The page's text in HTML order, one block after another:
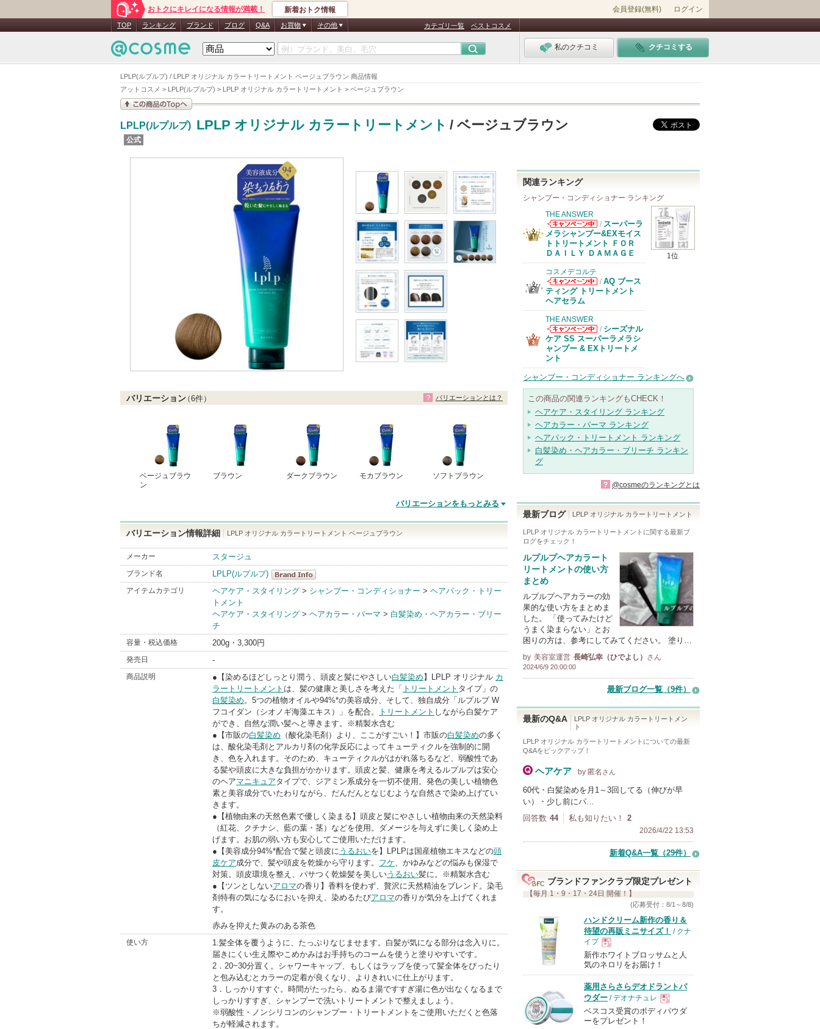
LPLP(ルプルプ) / LPLP オリジナル カラートリートメント ベージュブラウン 商品情報
アットコスメ > LPLP(ルプルプ) > LPLP オリジナル カラートリートメント > ベージュブラウン
おトクにキレイになる情報が満載！ 新着おトク情報 会員登録(無料) ログイン
TOP ランキング ブランド ブログ Q&A お買物 その他 カテゴリ一覧 ベストコスメ
私のクチコミ クチコミする
る
LPLP(ルプルプ) LPLP オリジナル カラートリートメント / ベージュブラウン
公式
バリエーション（6件）
ベージュブラウ
ン
ブラウン ダークブラウン モカブラウン ソフトブラウン
バリエーションをもっとみる
バリエーションとは？
バリエーション情報詳細 LPLP オリジナル カラートリートメント ベージュブラウン
メーカー スタージュ
ブランド名
LPLP(ルプルプ)
LPLP(ルプル
アイテムカテゴリ ヘアケア・スタイリング > シャンプー・コンディショナー > ヘアパック・トリー
トメント
ヘアケア・スタイリング > ヘアカラー・パーマ > 白髪染め・ヘアカラー・ブリー
チ
容量・税込価格 200g・3,300円
発売日 -
商品説明 ●【染めるほどしっとり潤う、頭皮と髪にやさしい白髪染め 】LPLP オリジナル カ
ラートリートメント は、髪の健康と美しさを考えた「 トリートメント タイプ」の
白髪染め。5つの植物オイルや94%*の美容成分、そして、独自成分「ルプルプ W
フコイダン（シオノギ海藻エキス）」を配合。
トリートメント しながら白髪ケア
ができ、自然な潤い髪へと導きます。※精製水含む
●【市販の白髪染め （酸化染毛剤）より、ここがすごい！】市販の白髪染めの多く
は、酸化染毛剤とアルカリ剤の化学反応によってキューティクルを強制的に開
き、色を入れます。そのため、キューティクルがはがれ落ちるなど、弱酸性であ
る髪や頭皮に大きな負担がかかります。頭皮と髪、健康を考えるルプルプは安心
のヘアマニキュアタイプで、ジアミン系成分を一切不使用。発色の美しい植物色
素と美容成分でいたわりながら、だんだんとなじむような自然さで染め上げてい
きます。
●【植物由来の天然色素で優しく染まる】頭皮と髪にやさしい植物由来の天然染料
（紅花、クチナシ、藍の葉・茎）などを使用。ダメージを与えずに美しく染め上
げます。お肌の弱い方も安心してご使用いただけます。
●【美容成分94%*配合で髪と頭皮に うるおいを】LPLPは国産植物エキスなどの頭
皮ケア成分で、髪や頭皮を乾燥から守ります。 フケ、かゆみなどの悩みも保湿で
対策。頭皮環境を整え、パサつく乾燥髪を美しいうるおい髪に。※精製水含む
●【ツンとしないアロマの香り】香料を使わず、贅沢に天然精油をブレンド。染毛
剤特有の気になるにおいを抑え、染めるたびアロマの香りが気分を上げてくれま
す。
赤みを抑えた黄みのある茶色
使い方
1.髪全体を覆うように、たっぷりなじませます。白髪が気になる部分は念入りに。
届きにくい生え際やこめかみはお手持ちのコームを使うと塗りやすいです。
2．20~30分置く。シャワーキャップ、もしくはラップを使って髪全体をぴったり
と包み込むとカラーの定着が良くなり、よりきれいに仕上がります。
3．しっかりすすぐ。時間がたったら、ぬるま湯ですすぎ湯に色が出なくなるまで
しっかりすすぎ、シャンプーで洗いトリートメントで整えましょう。
※弱酸性・ノンシリコンのシャンプー・トリートメントをご使用いただくと色落
ちが軽減されます。
関連ランキング
シャンプー・コンディショナー ランキング
1位
THE ANSWER
THE ANSWER
からのお知らせ
があります
/ スーパーラ
メラシャンプー&EXモイス
トトリートメント ＦＯＲ
ＤＡＩＬＹ ＤＡＭＡＧＥ
コスメデコルテ
コスメデコルテ
からのお知らせ
/ AQ ブース
ティング トリートメント
ヘアセラム
THE ANSWER
THE ANSWER
からのお知らせ
があります
/ シーズナル
ケア SS スーパーラメラシ
ャンプー & EXトリートメ
ント
シャンプー・コンディショナー ランキングへ
この商品の関連ランキングもCHECK！
ヘアケア・スタイリング ランキング
ヘアカラー・パーマ ランキング
ヘアパック・トリートメント ランキング
白髪染め・ヘアカラー・ブリーチ ランキン
グ
? @cosmeのランキングとは
最新ブログ LPLP オリジナル カラートリートメント
LPLP オリジナル カラートリートメント に関する最新ブ
ログをチェック！
ルプルプヘアカラート
リートメントの使い方
まとめ
ルプルプヘアカラーの効
果的な使い方をまとめま
した。 「使ってみたけど
うまく染まらない」とお
困りの方は、参考にしてみてください。 塗り…
by 美容室運営 長崎弘幸（ひでよし） さん
2024/6/9 20:00:00
最新ブログ一覧（9件）
最新のQ&A
LPLP オリジナル カラートリートメン
ト
LPLP オリジナル カラートリートメント についての最新
Q&Aをピックアップ！
ヘアケア by 匿名 さん
60代・白髪染めを月1～3回してる（伸びが早
い）・少し前にパ…
回答数 44 私も知りたい！ 2
2026/4/22 13:53
新着Q&A一覧（29件）
ブランドファンクラブ限定プレゼント
【毎月 1・9・17・24日 開催！】
(応募受付：8/1～8/8)
ハンドクリーム新作の香り＆
待望の再販ミニサイズ！ / クナ
イプ
現
品
新作ホワイトブロッサムと人
気のネロリをお届け！
薬用さらさらデオドラントパ
ウダー / デオナチュレ
現
ベスコス受賞のボディパウダ
ーをプレゼント！